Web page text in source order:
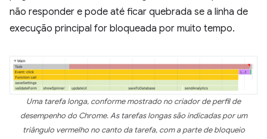
não responder e pode até ficar quebrada se a linha de
execução principal for bloqueada por muito tempo.
Uma tarefa longa, conforme mostrado no criador de perfil de
desempenho do Chrome. As tarefas longas são indicadas por um
triângulo vermelho no canto da tarefa, com a parte de bloqueio